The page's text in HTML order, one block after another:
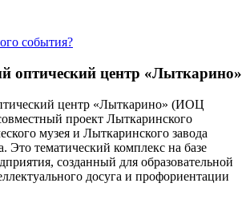
события?
оптический центр «Лыткарино»
центр «Лыткарино» (ИОЦ
проект Лыткаринского
музея и Лыткаринского завода
Это тематический комплекс на базе
созданный для образовательной
досуга и профориентации